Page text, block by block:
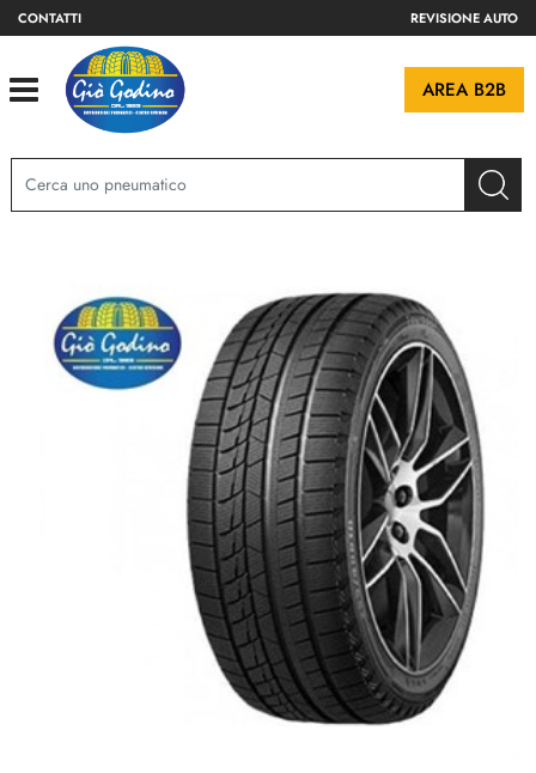
CONTATTI REVISIONE AUTO
Open AREA B2B